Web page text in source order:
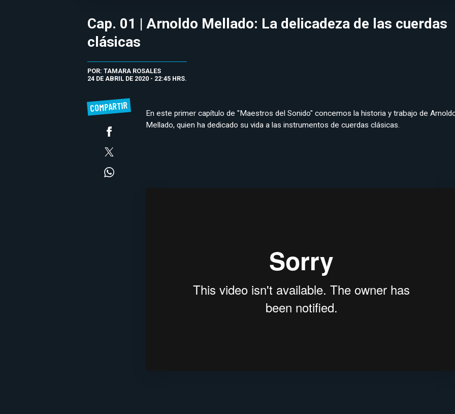
Cap. 01 | Arnoldo Mellado: La delicadeza de las cuerdas
clásicas
POR: TAMARA ROSALES
24 DE ABRIL DE 2020 - 22:45 HRS.
COMPARTIR
En este primer capítulo de "Maestros del Sonido" concemos la historia y trabajo de
Mellado, quien ha dedicado su vida a las instrumentos de cuerdas clásicas.